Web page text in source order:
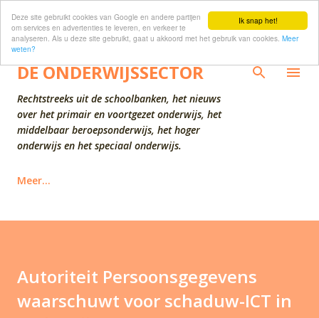
Ik snap het!
Deze site gebruikt cookies van Google en andere partijen
om services en advertenties te leveren, en verkeer te
analyseren. Als u deze site gebruikt, gaat u akkoord met het gebruik van cookies. Meer
weten?
Doorgaan naar hoofdcontent
DE ONDERWIJSSECTOR
Rechtstreeks uit de schoolbanken, het nieuws
over het primair en voortgezet onderwijs, het
middelbaar beroepsonderwijs, het hoger
onderwijs en het speciaal onderwijs.
Meer…
Autoriteit Persoonsgegevens
waarschuwt voor schaduw-ICT in